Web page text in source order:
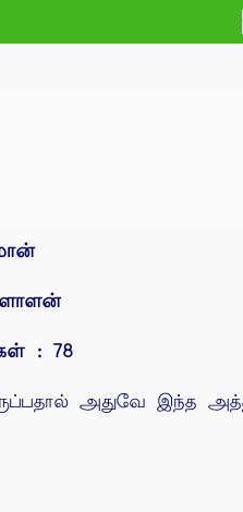
: 78
அதுவே இந்த